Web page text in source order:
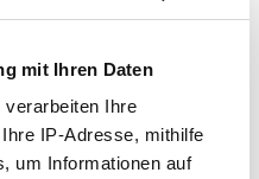
mit Ihren Daten
verarbeiten Ihre
IP-Adresse, mithilfe
um Informationen auf